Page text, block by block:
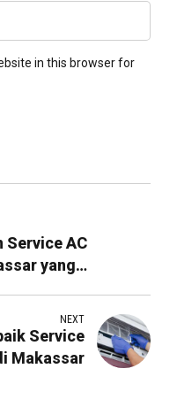
in this browser for
Service AC
yang
NEXT
Makassar